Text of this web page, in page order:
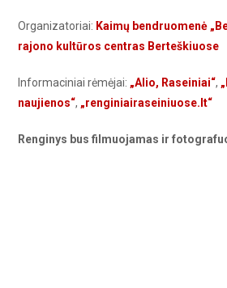
Organizatoriai: Kaimų bendruomenė
rajono kultūros centras Berteškiuose
Informaciniai rėmėjai: „Alio, Raseiniai“,
naujienos“, „renginiairaseiniuose.lt“
Renginys bus filmuojamas ir